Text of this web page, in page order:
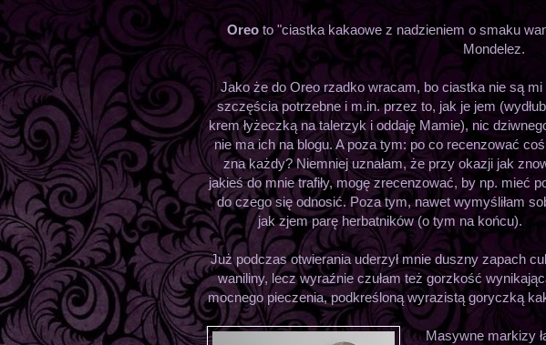
Oreoto "ciastka kakaowe z nadzieniem o smaku
Mondelez.
Jako że do Oreo rzadko wracam, bo ciastka nie są mi
szczęścia potrzebne i m.in. przez to, jak je jem
krem łyżeczką na talerzyk i oddaję Mamie), nic
nie ma ich na blogu. A poza tym: po co recenzować
zna każdy? Niemniej uznałam, że przy okazji jak
jakieś do mnie trafiły, mogę zrecenzować, by np. mieć
do czego się odnosić. Poza tym, nawet wymyśliłam
jak zjem parę herbatników (o tym na końcu).
Już podczas otwierania uderzył mnie duszny zapach
waniliny, lecz wyraźnie czułam też gorzkość
mocnego pieczenia, podkreśloną wyrazistą goryczką
Masywne markizy